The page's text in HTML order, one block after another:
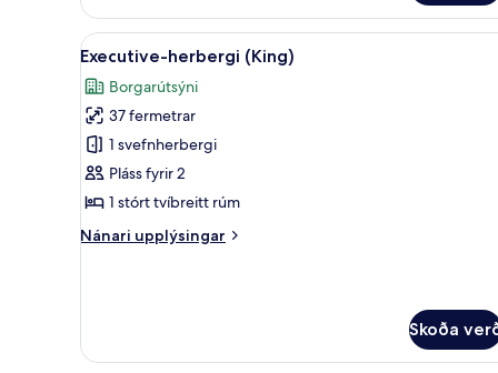
herbergi
(King)
Skoða
allar
myndir
fyrir
Executive-
herbergi
(King)
Executive-herbergi (King) |
3
Executive-herbergi (King)
Borgarútsýni
37 fermetrar
1 svefnherbergi
Pláss fyrir 2
1 stórt tvíbreitt rúm
Nánari upplýsingar
Nánari
Skoða